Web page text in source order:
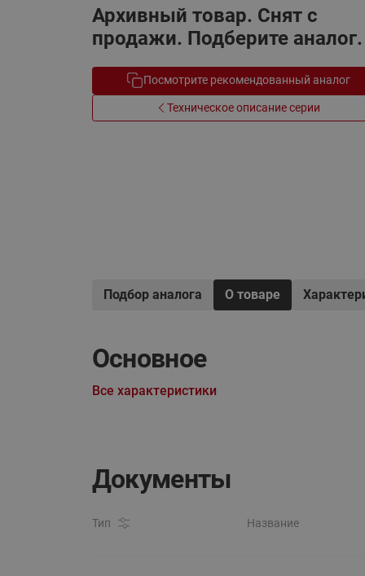
Системы водоснабжения
Электрообогрев
Архивный товар. Снят с
продажи. Подберите аналог.
Посмотрите рекомендованный аналог
Техническое описание серии
Подбор аналога О товаре
Основное
Все характеристики
Документы
Тип Название